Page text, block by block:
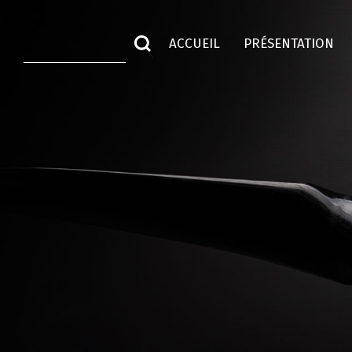
ACCUEIL PRÉSENTATION